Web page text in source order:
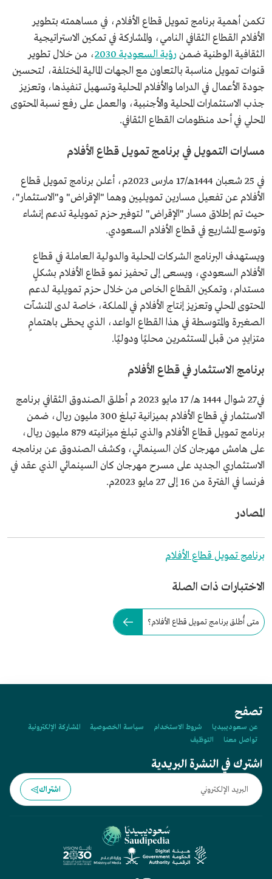
تكمن أهمية برنامج تمويل قطاع الأفلام، في مساهمته بتطوير
الأفلام القطاع الثقافي النامي، والمشاركة في تمكين الاستراتيجية
الثقافية الوطنية ضمن رؤية السعودية 2030
، من خلال تطوير
قنوات تمويل مناسبة بالتعاون مع الجهات المالية المختلفة، لتحسين
جودة الأعمال في الدراما والأفلام المحلية وتسهيل تنفيذها، وتعزيز
جذب الاستثمارات المحلية والأجنبية، والعمل على رفع نسبة المحتوى
المحلي في أحد منظومات القطاع الثقافي.
مسارات التمويل في برنامج تمويل قطاع الأفلام
في 25 شعبان 1444هـ/17 مارس 2023م، أعلن برنامج تمويل قطاع
الأفلام عن تفعيل مسارين تمويليين وهما "الإقراض" و"الاستثمار"،
حيث تم إطلاق مسار "الإقراض" لتوفير حزم تمويلية تدعم إنشاء
وتوسع المشاريع في قطاع الأفلام السعودي.
ويستهدف البرنامج الشركات المحلية والدولية العاملة في قطاع
الأفلام السعودي، ويسعى إلى تحفيز نمو قطاع الأفلام بشكلٍ
مستدام، وتمكين القطاع الخاص من خلال حزم تمويلية لدعم
المحتوى المحلي وتعزيز إنتاج الأفلام في المملكة، خاصة لدى المنشآت
الصغيرة والمتوسطة في هذا القطاع الواعد، الذي يحظى باهتمامٍ
متزايدٍ من قبل المستثمرين محليًا ودوليًا.
برنامج الاستثمار في قطاع الأفلام
في27 شوال 1444 هـ/ 17 مايو 2023 م أطلق الصندوق الثقافي برنامج
الاستثمار في قطاع الأفلام بميزانية تبلغ 300 مليون ريال، ضمن
برنامج تمويل قطاع الأفلام والذي تبلغ ميزانيته 879 مليون ريال،
على هامش مهرجان كان السينمائي، وكشف الصندوق عن برنامجه
الاستثماري الجديد على مسرح مهرجان كان السينمائي الذي عقد في
فرنسا في الفترة من 16 إلى 27 مايو 2023م.
المصادر
برنامج تمويل قطاع الأفلام
الاختبارات ذات الصلة
متى أُطلق برنامج تمويل قطاع الأفلام؟
تصفح
عن سعوديبيديا شروط الاستخدام سياسة الخصوصية
المشاركة الإلكترونية
تواصل معنا
التوظيف
اشترك في النشرة البريدية
اشتراك